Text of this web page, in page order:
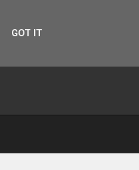
GOT IT